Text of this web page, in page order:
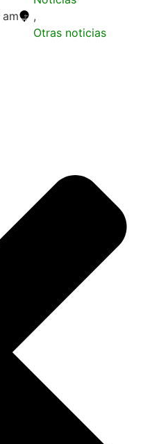
am
,
Otras noticias